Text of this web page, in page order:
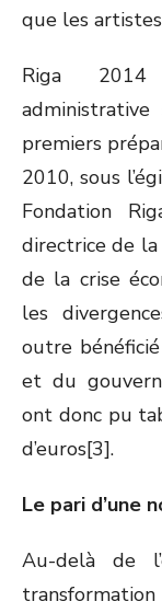
que les
Riga 2014
premiers
2010, sous
Fondation
directrice de
de la crise
les
outre
et du
ont donc pu
d’euros[3].
Le pari d’une
Au-delà de